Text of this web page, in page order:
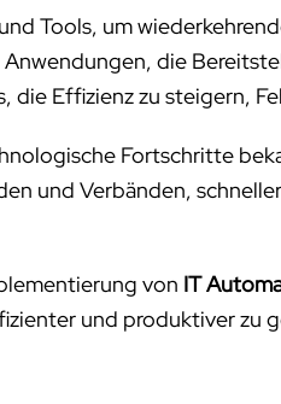
Tools, um
die
Effizienz zu steigern,
Fortschritte
und Verbänden,
von IT
und produktiver zu